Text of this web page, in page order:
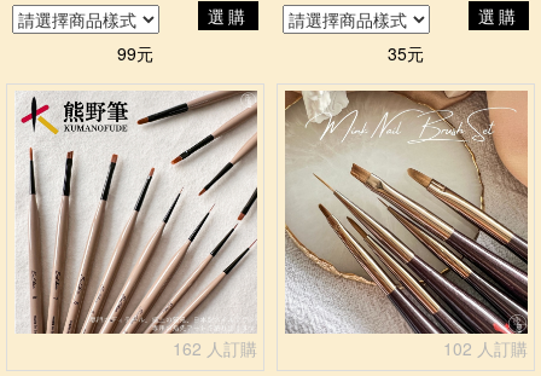
選購
99元
選購
35元
162 人訂購
102 人訂購